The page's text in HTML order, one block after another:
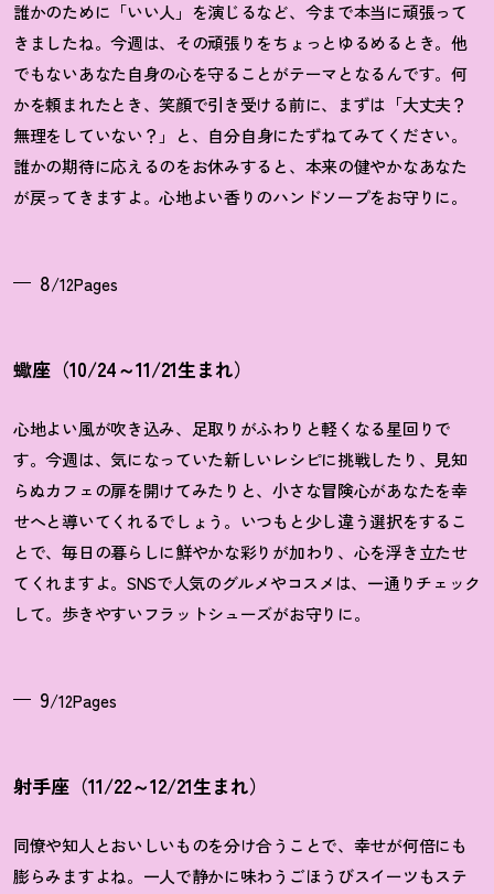
誰かのために「いい人」を演じるなど、今まで本当に頑張って
きましたね。今週は、その頑張りをちょっとゆるめるとき。他
でもないあなた自身の心を守ることがテーマとなるんです。何
かを頼まれたとき、笑顔で引き受ける前に、まずは「大丈夫？
無理をしていない？ 」と、自分自身にたずねてみてください。
誰かの期待に応えるのをお休みすると、本来の健やかなあなた
が戻ってきますよ。心地よい香りのハンドソープをお守りに。
8/12Pages
蠍座（10/24～11/21生まれ）
心地よい風が吹き込み、足取りがふわりと軽くなる星回りで
す。今週は、気になっていた新しいレシピに挑戦したり、見知
らぬカフェの扉を開けてみたりと、小さな冒険心があなたを幸
せへと導いてくれるでしょう。いつもと少し違う選択をするこ
とで、毎日の暮らしに鮮やかな彩りが加わり、心を浮き立たせ
てくれますよ。SNSで人気のグルメやコスメは、一通りチェック
して。歩きやすいフラットシューズがお守りに。
9/12Pages
射手座（11/22～12/21生まれ）
同僚や知人とおいしいものを分け合うことで、幸せが何倍にも
膨らみますよね。一人で静かに味わうごほうびスイーツもステ